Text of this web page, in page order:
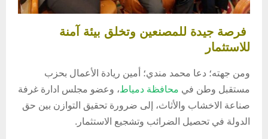
فرصة جيدة للمصنعين وتخلق بيئة آمنة
للاستثمار
ومن جهته؛ دعا محمد مندي؛ أمين ريادة الأعمال بحزب
مستقبل وطن في محافظة دمياط، وعضو مجلس ادارة غرفة
صناعة الاخشاب والأثاث، إلى ضرورة تحقيق التوازن بين حق
الدولة في تحصيل الضرائب وتشجيع الاستثمار.